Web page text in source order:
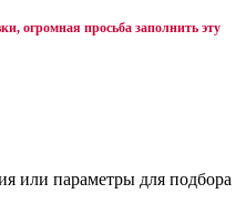
огромная просьба заполнить эту
или параметры для подбора